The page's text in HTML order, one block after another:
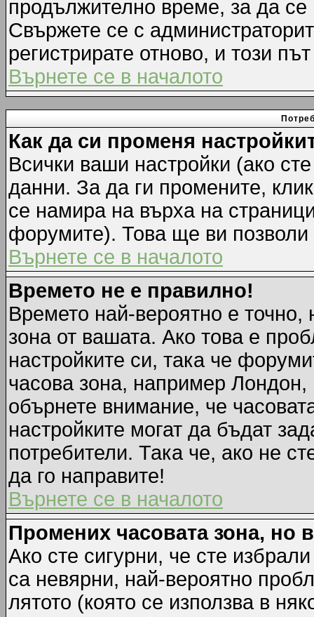
продължително време, за да
Свържете се с
регистрирате отново, и този
Върнете се в началото
Как да си променя
Всички ваши настройки (ако
данни. За да ги промените,
се намира на върха на
форумите). Това ще ви позволи
Върнете се в началото
Времето не е правилно!
Времето най-вероятно е точно,
зона от вашата. Ако това е
настройките си, така че
часова зона, например
обърнете внимание, че
настройките могат да бъдат
потребители. Така че, ако не
да го направите!
Върнете се в началото
Промених часовата зона, но
Ако сте сигурни, че сте
са невярни, най-вероятно
лятото (която се използва в